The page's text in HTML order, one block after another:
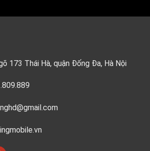
173 Thái Hà, quận Đống Đa, Hà Nội